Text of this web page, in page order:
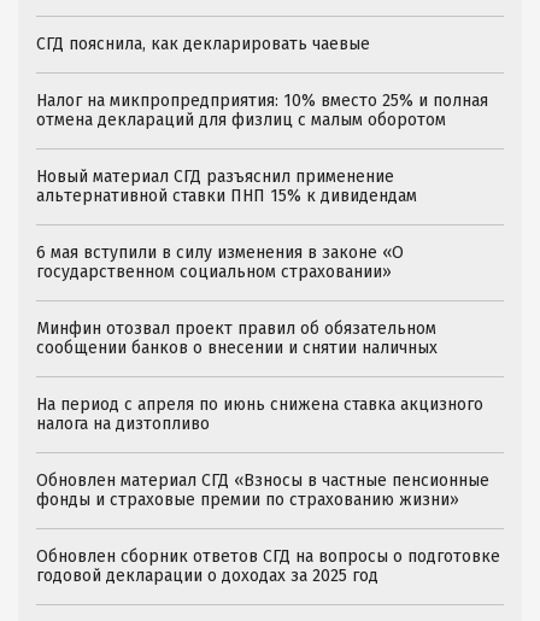
СГД пояснила, как декларировать чаевые
Налог на микпропредприятия: 10% вместо 25% и полная
отмена деклараций для физлиц с малым оборотом
Новый материал СГД разъяснил применение
альтернативной ставки ПНП 15% к дивидендам
6 мая вступили в силу изменения в законе «О
государственном социальном страховании»
Минфин отозвал проект правил об обязательном
сообщении банков о внесении и снятии наличных
На период с апреля по июнь снижена ставка акцизного
налога на дизтопливо
Обновлен материал СГД «Взносы в частные пенсионные
фонды и страховые премии по страхованию жизни»
Обновлен сборник ответов СГД на вопросы о подготовке
годовой декларации о доходах за 2025 год